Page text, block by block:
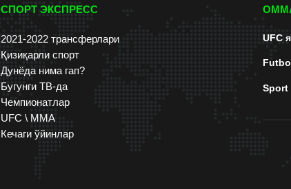
СПОРТ ЭКСПРЕСС
2021-2022 трансферлари
Қизиқарли спорт
Дунёда нима гап?
Бугунги ТВ-да
Чемпионатлар
UFC \ ММА
Кечаги ўйинлар
UFC
Sport